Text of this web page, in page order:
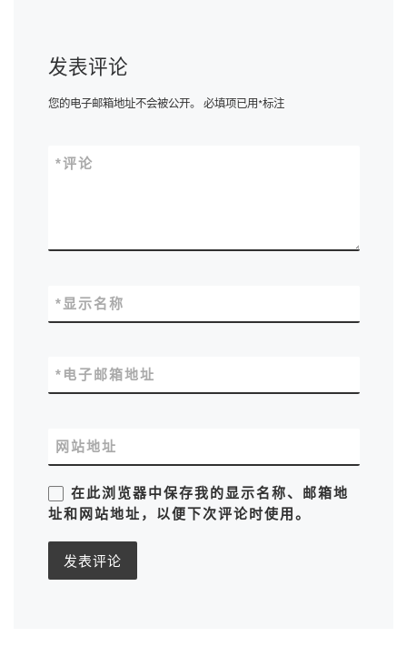
发表评论
您的电子邮箱地址不会被公开。 必填项已用*标注
评论
*
显示名称
*
电子邮箱地址
*
网站地址
在此浏览器中保存我的显示名称、邮箱地
址和网站地址，以便下次评论时使用。